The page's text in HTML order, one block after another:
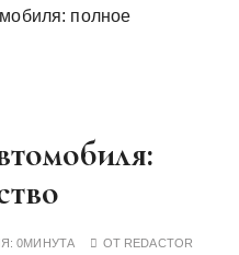
полное
0МИНУТА ОТ REDACTOR